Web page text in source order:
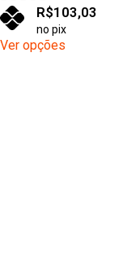
R$103,03
no pix
Ver opções